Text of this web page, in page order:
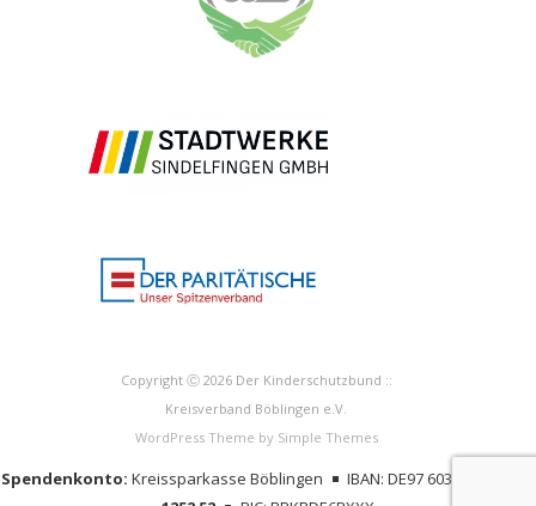
Copyright Ⓒ 2026 Der Kinderschutzbund ::
Kreisverband Böblingen e.V.
WordPress Theme by Simple Themes
Spendenkonto: Kreissparkasse Böblingen IBAN: DE97 6035 0130 000